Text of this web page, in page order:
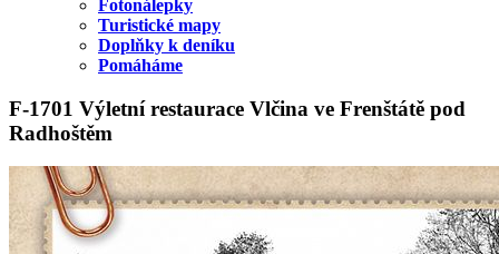
Fotonálepky
Turistické mapy
Doplňky k deníku
Pomáháme
F-1701 Výletní restaurace Vlčina ve Frenštátě pod
Radhoštěm